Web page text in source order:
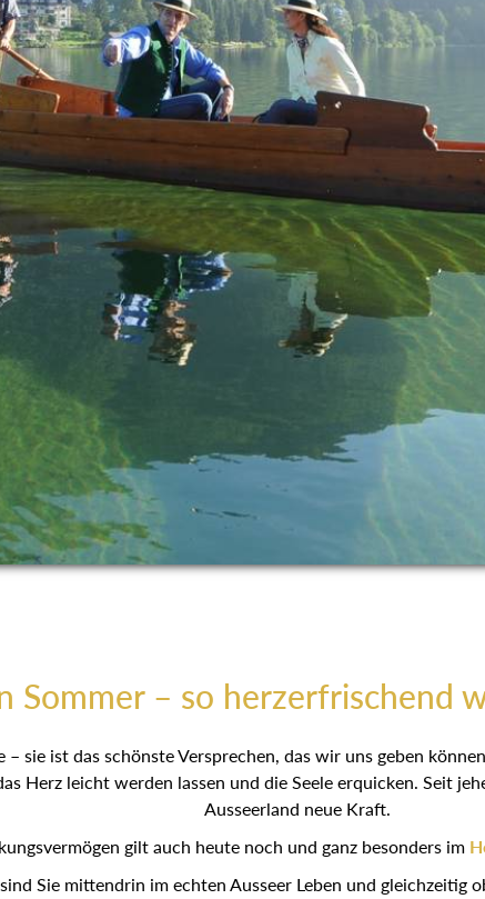
Sommer – so herzerfrischend
– sie ist das schönste Versprechen, das wir uns geben
Herz leicht werden lassen und die Seele erquicken. Seit
Ausseerland neue Kraft.
gilt auch heute noch und ganz besonders im
Sie mittendrin im echten Ausseer Leben und gleichzeitig